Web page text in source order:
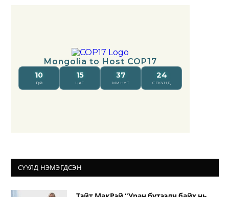
СҮҮЛД НЭМЭГДСЭН